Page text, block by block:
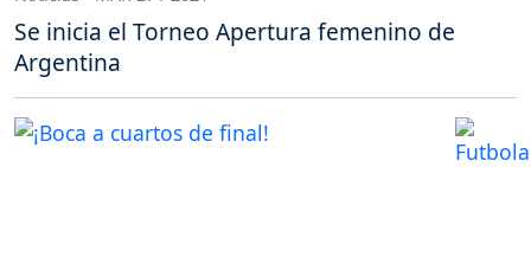
Se inicia el Torneo Apertura femenino de
Argentina